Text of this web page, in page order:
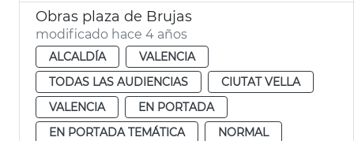
Obras plaza de Brujas
modificado hace 4 años
ALCALDÍA
VALENCIA
TODAS LAS AUDIENCIAS
CIUTAT VELLA
VALENCIA
EN PORTADA
EN PORTADA TEMÁTICA
NORMAL